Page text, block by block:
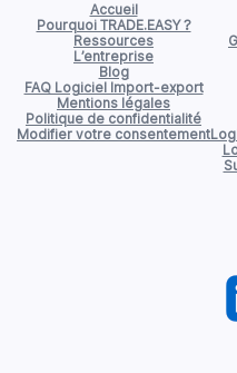
Accueil
Pourquoi TRADE.EASY ?
Ressources
L’entreprise
Blog
FAQ Logiciel Import-export
Mentions légales
Politique de confidentialité
Modifier votre consentement